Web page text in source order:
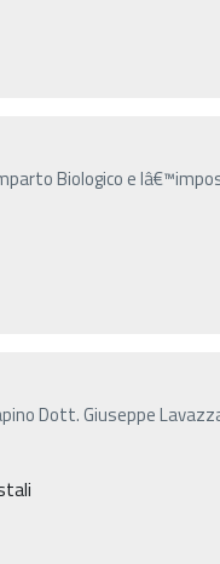
Biologico e
Dott. Giuseppe